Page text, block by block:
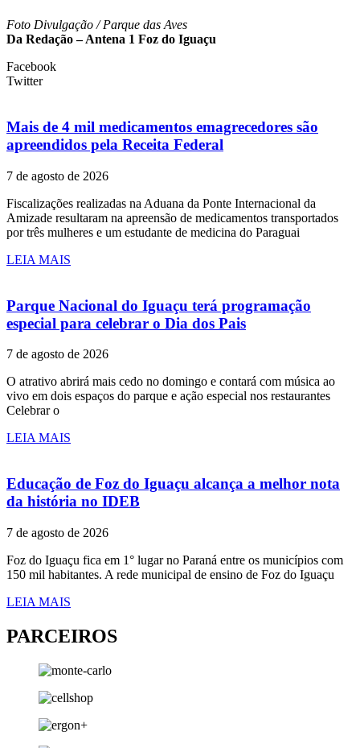
Foto Divulgação / Parque das Aves
Da Redação – Antena 1 Foz do Iguaçu
Facebook
Twitter
Mais de 4 mil medicamentos emagrecedores são
apreendidos pela Receita Federal
7 de agosto de 2026
Fiscalizações realizadas na Aduana da Ponte Internacional da
Amizade resultaram na apreensão de medicamentos transportados
por três mulheres e um estudante de medicina do Paraguai
LEIA MAIS
Parque Nacional do Iguaçu terá programação
especial para celebrar o Dia dos Pais
7 de agosto de 2026
O atrativo abrirá mais cedo no domingo e contará com música ao
vivo em dois espaços do parque e ação especial nos restaurantes
Celebrar o
LEIA MAIS
Educação de Foz do Iguaçu alcança a melhor nota
da história no IDEB
7 de agosto de 2026
Foz do Iguaçu fica em 1° lugar no Paraná entre os municípios com
150 mil habitantes. A rede municipal de ensino de Foz do Iguaçu
LEIA MAIS
PARCEIROS